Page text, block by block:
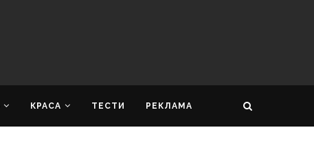
КРАСА ТЕСТИ РЕКЛАМА